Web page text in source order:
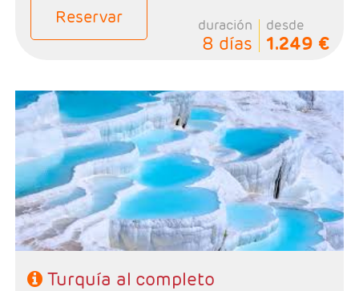
Reservar duración
8 días
desde
1.249 €
- Salida: Diarias excepto Domingos, según calendario.
- Ruta: 4 noches en Estambul, 2 noches en Capadocia,
1 noche en Pamukkale y 1 noche en Zona de Esmirna.
- Categoría: Primera, Primera Superior, Semilujo y Lujo
Turquía al completo